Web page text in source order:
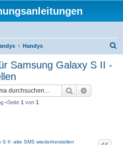
Handys
Samsung Galaxy S II -
Suche
•Seite 1 von 1
II -alte SMS wiederherstellen